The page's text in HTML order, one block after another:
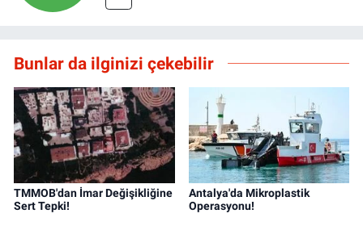
Bunlar da ilginizi çekebilir
TMMOB'dan İmar Değişikliğine
Sert Tepki!
Antalya'da Mikroplastik
Operasyonu!